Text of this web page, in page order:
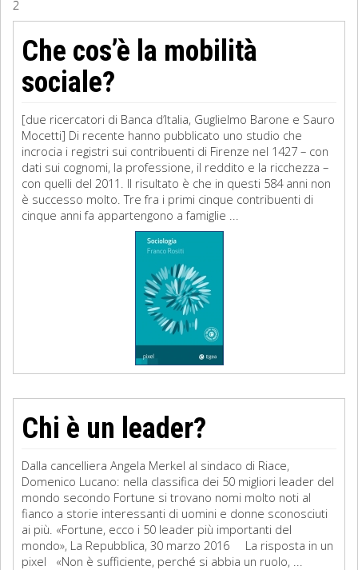
Filosofia
Matematica
Diritto
2
Che cos’è la mobilità
sociale?
[due ricercatori di Banca d’Italia, Guglielmo Barone e Sauro
Mocetti] Di recente hanno pubblicato uno studio che
incrocia i registri sui contribuenti di Firenze nel 1427 – con
dati sui cognomi, la professione, il reddito e la ricchezza –
con quelli del 2011. Il risultato è che in questi 584 anni non
è successo molto. Tre fra i primi cinque contribuenti di
cinque anni fa appartengono a famiglie ...
Chi è un leader?
Dalla cancelliera Angela Merkel al sindaco di Riace,
Domenico Lucano: nella classifica dei 50 migliori leader del
mondo secondo Fortune si trovano nomi molto noti al
fianco a storie interessanti di uomini e donne sconosciuti
ai più. «Fortune, ecco i 50 leader più importanti del
mondo», La Repubblica, 30 marzo 2016 La risposta in un
pixel «Non è sufficiente, perché si abbia un ruolo, ...